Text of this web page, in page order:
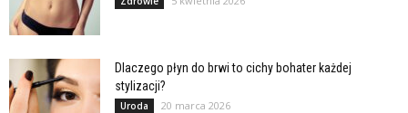
Dlaczego płyn do brwi to cichy bohater każdej
stylizacji?
Uroda 20 marca 2026